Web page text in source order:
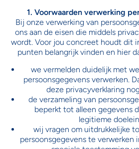
1. Voorwaarden verwerking
Bij onze verwerking van
ons aan de eisen die middels
wordt. Voor jou concreet houdt dit
punten belangrijk vinden en hier
we vermelden duidelijk met
persoonsgegevens verwerken.
deze privacyverklaring
de verzameling van
beperkt tot alleen gegevens
legitieme
wij vragen om uitdrukkelijke
persoonsgegevens te verwerken